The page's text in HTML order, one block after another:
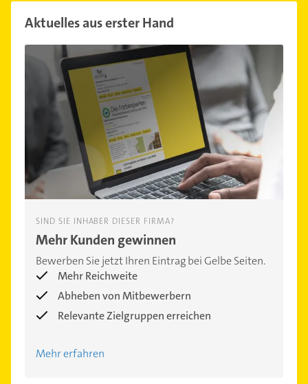
Aktuelles aus erster Hand
SIND SIE INHABER DIESER FIRMA?
Mehr Kunden gewinnen
Bewerben Sie jetzt Ihren Eintrag bei Gelbe Seiten.
Mehr Reichweite
Abheben von Mitbewerbern
Relevante Zielgruppen erreichen
Mehr erfahren